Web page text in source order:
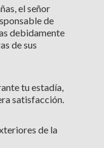
el señor
de
debidamente
de sus
tu estadía,
satisfacción.
de la